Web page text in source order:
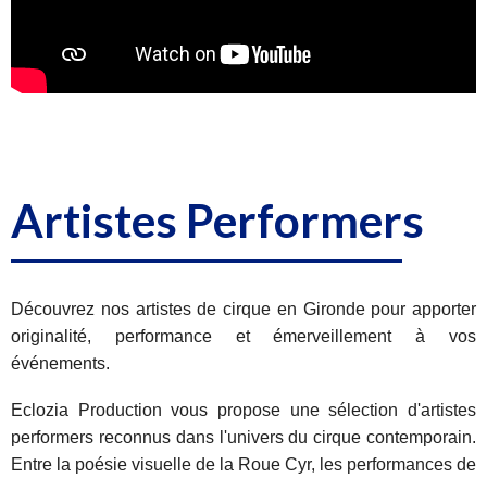
Artistes Performers
Découvrez nos artistes de cirque en Gironde pour apporter
originalité, performance et émerveillement à vos
événements.
Eclozia Production vous propose une sélection d'artistes
performers reconnus dans l'univers du cirque contemporain.
Entre la poésie visuelle de la Roue Cyr, les performances de